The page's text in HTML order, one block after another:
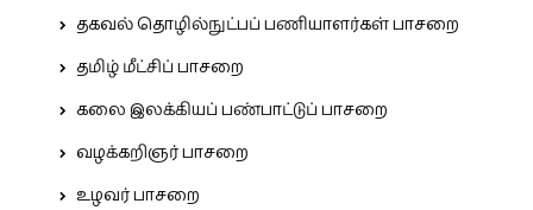
தகவல் தொழில்நுட்பப் பணியாளர்கள் பாசறை
தமிழ் மீட்சிப் பாசறை
கலை இலக்கியப் பண்பாட்டுப் பாசறை
வழக்கறிஞர் பாசறை
உழவர் பாசறை